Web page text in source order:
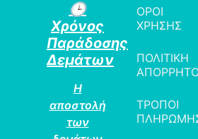
🕒
Χρόνος
Παράδοσης
Δεμάτων
Η
αποστολή
των
ΟΡΟΙ
ΧΡΗΣΗΣ
ΠΟΛΙΤΙΚΗ
ΤΡΟΠΟΙ